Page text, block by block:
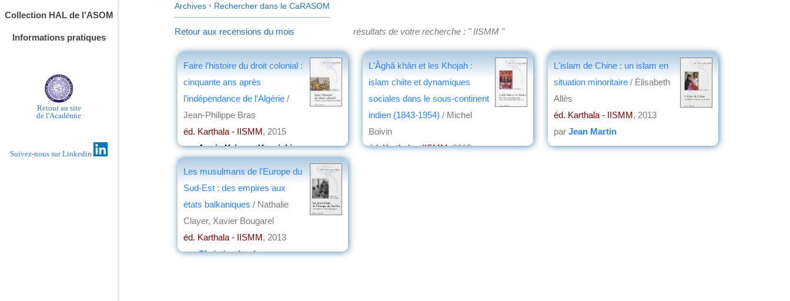
Collection HAL de l’ASOM
Informations pratiques
Retour au site
de l'Académie
Suivez-nous sur Linkedin
Archives • Rechercher dans le CaRASOM
Retour aux recensions du mois résultats de votre recherche : " IISMM "
Faire l’histoire du droit colonial :
cinquante ans après
l’indépendance de l’Algérie /
Jean-Philippe Bras
éd. Karthala - IISMM, 2015
parAnnie Krieger-Krynicki
L'Âghâ khân et les Khojah :
islam chiite et dynamiques
sociales dans le sous-continent
indien (1843-1954) / Michel
Boivin
éd. Karthala - IISMM, 2013
L'islam de Chine : un islam en
situation minoritaire / Élisabeth
Allès
éd. Karthala - IISMM, 2013
par Jean Martin
Les musulmans de l'Europe du
Sud-Est : des empires aux
états balkaniques / Nathalie
Clayer, Xavier Bougarel
éd. Karthala - IISMM, 2013
parChristian Lochon